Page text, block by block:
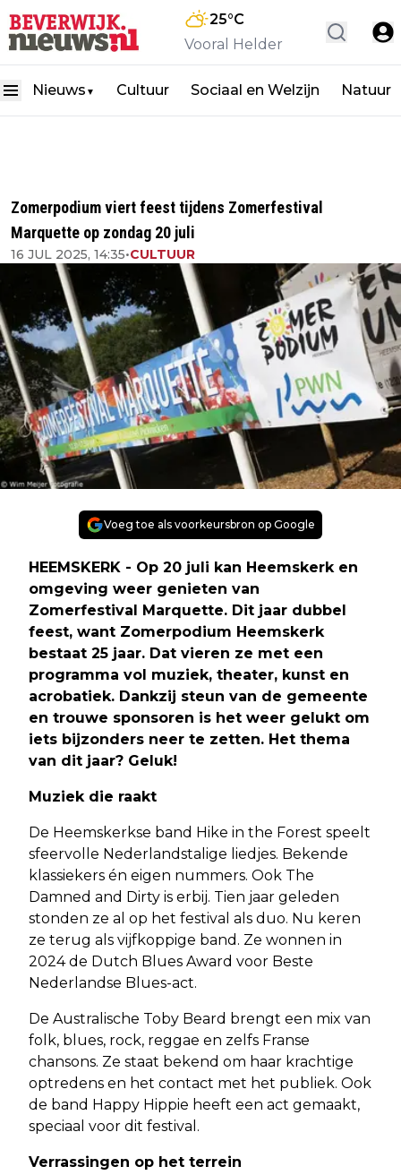
25°C
Vooral Helder
Nieuws ▼ Cultuur Sociaal en Welzijn Natuur
Zomerpodium viert feest tijdens Zomerfestival
Marquette op zondag 20 juli
16 JUL 2025, 14:35•CULTUUR
Voeg toe als voorkeursbron op Google
HEEMSKERK - Op 20 juli kan Heemskerk en
omgeving weer genieten van
Zomerfestival Marquette. Dit jaar dubbel
feest, want Zomerpodium Heemskerk
bestaat 25 jaar. Dat vieren ze met een
programma vol muziek, theater, kunst en
acrobatiek. Dankzij steun van de gemeente
en trouwe sponsoren is het weer gelukt om
iets bijzonders neer te zetten. Het thema
van dit jaar? Geluk!
Muziek die raakt
De Heemskerkse band Hike in the Forest speelt
sfeervolle Nederlandstalige liedjes. Bekende
klassiekers én eigen nummers. Ook The
Damned and Dirty is erbij. Tien jaar geleden
stonden ze al op het festival als duo. Nu keren
ze terug als vijfkoppige band. Ze wonnen in
2024 de Dutch Blues Award voor Beste
Nederlandse Blues-act.
De Australische Toby Beard brengt een mix van
folk, blues, rock, reggae en zelfs Franse
chansons. Ze staat bekend om haar krachtige
optredens en het contact met het publiek. Ook
de band Happy Hippie heeft een act gemaakt,
speciaal voor dit festival.
Verrassingen op het terrein